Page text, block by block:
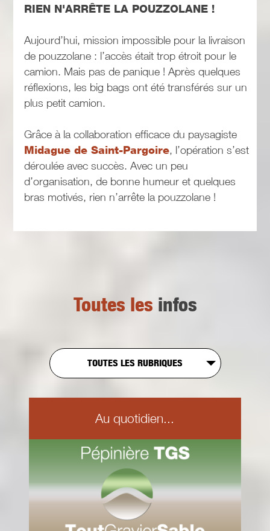
RIEN N'ARRÊTE LA POUZZOLANE !
Aujourd’hui, mission impossible pour la livraison
de pouzzolane : l’accès était trop étroit pour le
camion. Mais pas de panique ! Après quelques
réflexions, les big bags ont été transférés sur un
plus petit camion.
Grâce à la collaboration efficace du paysagiste
Midague de Saint-Pargoire, l’opération s’est
déroulée avec succès. Avec un peu
d’organisation, de bonne humeur et quelques
bras motivés, rien n’arrête la pouzzolane !
Toutes les infos
TOUTES LES RUBRIQUES
Au quotidien...